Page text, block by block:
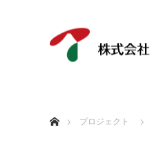
プロジェクト